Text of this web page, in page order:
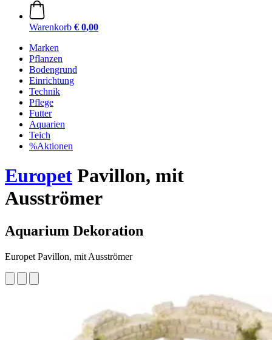
Warenkorb € 0,00
Marken
Pflanzen
Bodengrund
Einrichtung
Technik
Pflege
Futter
Aquarien
Teich
%Aktionen
Europet Pavillon, mit
Ausströmer
Aquarium Dekoration
Europet Pavillon, mit Ausströmer